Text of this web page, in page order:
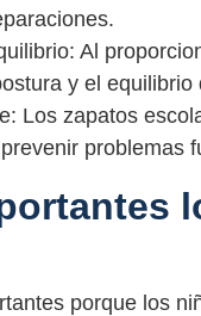
Al
y el equilibrio
Los zapatos
problemas
porque los